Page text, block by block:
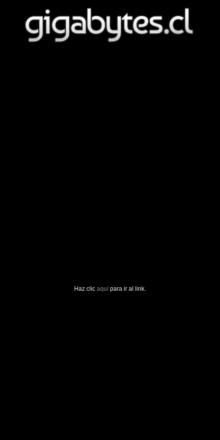
Haz clic aquí para ir al link.